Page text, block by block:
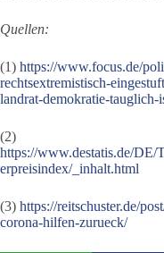
Quellen:
(1) https://www.focus.de/
rechtsextremistisch-
landrat-demokratie-
(2)
https://www.destatis.de/DE/
erpreisindex/_inhalt.html
(3) https://reitschuster.de/
corona-hilfen-zurueck/